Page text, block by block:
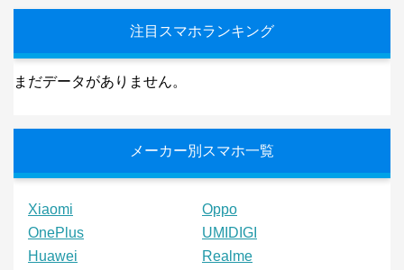
注目スマホランキング
まだデータがありません。
メーカー別スマホ一覧
Xiaomi
Oppo
OnePlus
UMIDIGI
Huawei
Realme